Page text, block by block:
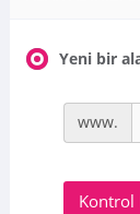
Yeni bir
www.
Kontrol